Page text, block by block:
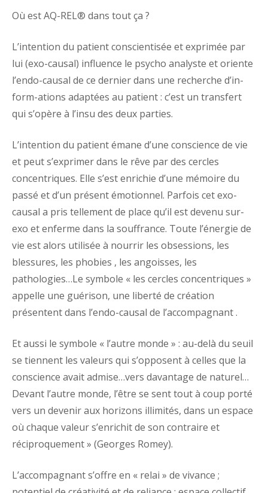
Où est AQ-REL® dans tout ça ?
L’intention du patient conscientisée et exprimée par
lui (exo-causal) influence le psycho analyste et oriente
l’endo-causal de ce dernier dans une recherche d’in-
form-ations adaptées au patient : c’est un transfert
qui s’opère à l’insu des deux parties.
L’intention du patient émane d’une conscience de vie
et peut s’exprimer dans le rêve par des cercles
concentriques. Elle s’est enrichie d’une mémoire du
passé et d’un présent émotionnel. Parfois cet exo-
causal a pris tellement de place qu’il est devenu sur-
exo et enferme dans la souffrance. Toute l’énergie de
vie est alors utilisée à nourrir les obsessions, les
blessures, les phobies , les angoisses, les
pathologies…Le symbole « les cercles concentriques »
appelle une guérison, une liberté de création
présentent dans l’endo-causal de l’accompagnant .
Et aussi le symbole « l’autre monde » : au-delà du seuil
se tiennent les valeurs qui s’opposent à celles que la
conscience avait admise…vers davantage de naturel…
Devant l’autre monde, l’être se sent tout à coup porté
vers un devenir aux horizons illimités, dans un espace
où chaque valeur s’enrichit de son contraire et
réciproquement » (Georges Romey).
L’accompagnant s’offre en « relai » de vivance ;